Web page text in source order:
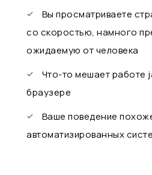
Вы просматриваете
со скоростью, намного
ожидаемую от человека
Что-то мешает работе
браузере
Ваше поведение
автоматизированных